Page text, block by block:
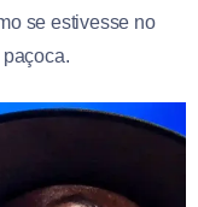
se estivesse no